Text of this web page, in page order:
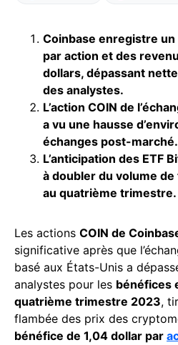
Coinbase enregistre
par action et des
dollars, dépassant
des analystes.
L’action COIN de
a vu une hausse
échanges post-marché.
L’anticipation des ETF
à doubler du volume
au quatrième trimestre.
Les actions COIN de
significative après que
basé aux États-Unis a
analystes pour les bénéfices
quatrième trimestre 2023,
flambée des prix des
bénéfice de 1,04 dollar par